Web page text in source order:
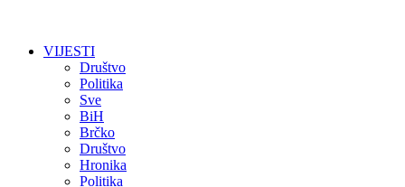
VIJESTI
Društvo
Politika
Sve
BiH
Brčko
Društvo
Hronika
Politika